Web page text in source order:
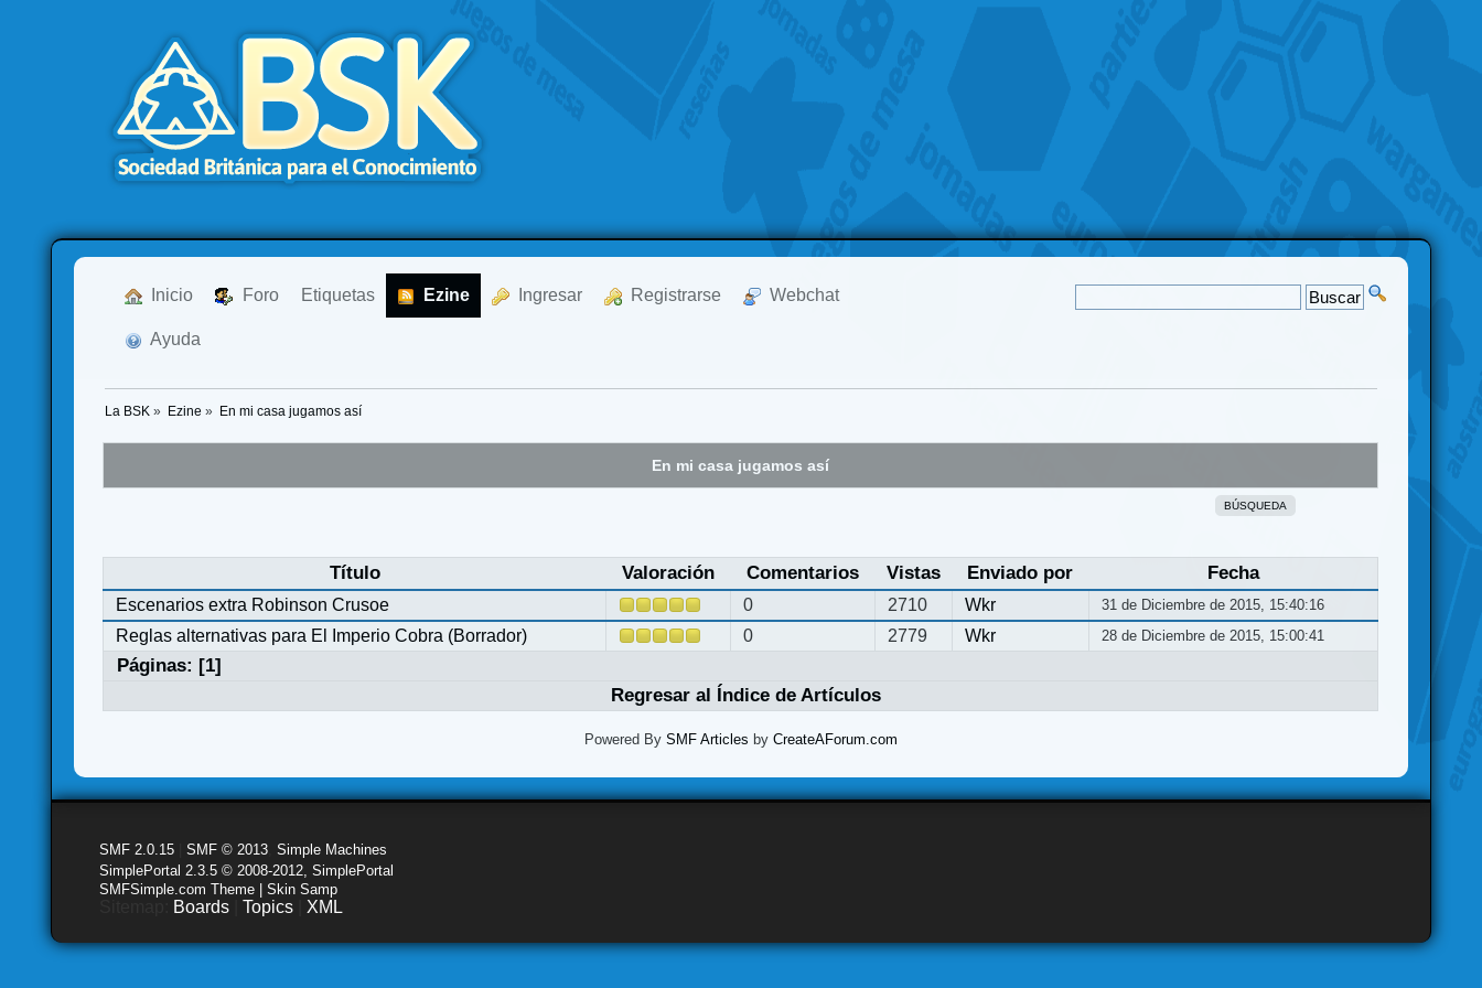
Inicio Foro Etiquetas Ezine Ingresar Registrarse Webchat
Ayuda
La BSK » Ezine » En mi casa jugamos así
En mi casa jugamos así
BÚSQUEDA
Título Valoración Comentarios Vistas Enviado por Fecha
Escenarios extra Robinson Crusoe 0 2710 Wkr 31 de Diciembre de 2015, 15:40:16
Reglas alternativas para El Imperio Cobra (Borrador) 0 2779 Wkr 28 de Diciembre de 2015, 15:00:41
Páginas: [1]
Regresar al Índice de Artículos
Powered By SMF Articles by CreateAForum.com
SMF 2.0.15 |SMF © 2013 ,Simple Machines
SimplePortal 2.3.5 © 2008-2012, SimplePortal
SMFSimple.com Theme | Skin Samp
Boards |Topics XML